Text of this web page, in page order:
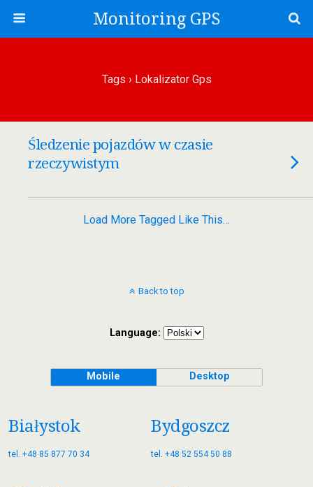
Monitoring GPS
Tags › Lokalizator Gps
Śledzenie pojazdów w czasie
rzeczywistym
Load More Tagged Like This…
Back to top
Language:
Mobile Desktop
Białystok
tel. +48 85 877 70 34
Bydgoszcz
tel. +48 52 554 50 88